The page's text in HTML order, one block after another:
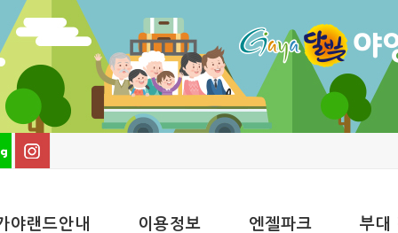
야랜드안내 이용정보 엔젤파크 부대